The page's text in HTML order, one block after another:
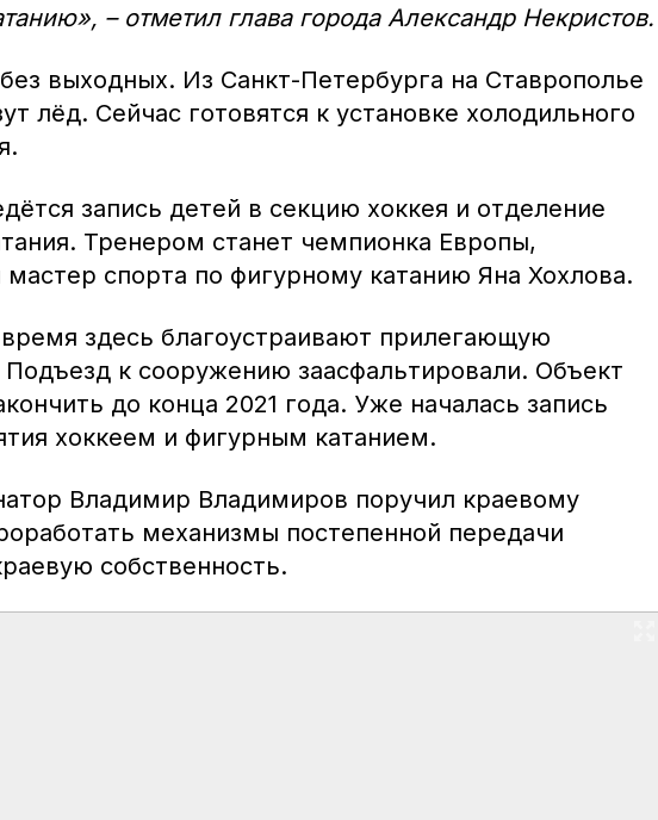
– отметил глава города Александр Некристов.
выходных. Из Санкт-Петербурга на Ставрополье
лёд. Сейчас готовятся к установке холодильного
запись детей в секцию хоккея и отделение
Тренером станет чемпионка Европы,
спорта по фигурному катанию Яна Хохлова.
здесь благоустраивают прилегающую
к сооружению заасфальтировали. Объект
до конца 2021 года. Уже началась запись
хоккеем и фигурным катанием.
Владимир Владимиров поручил краевому
механизмы постепенной передачи
собственность.